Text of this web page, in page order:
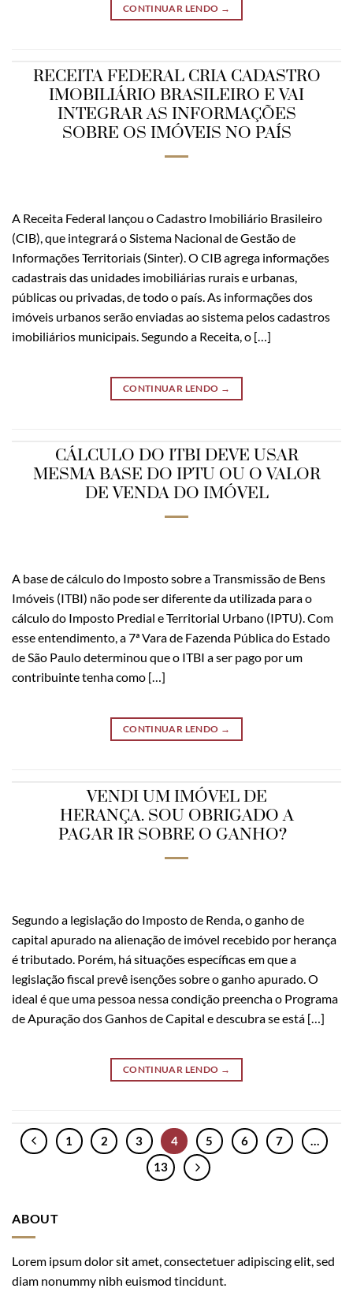
CONTINUAR LENDO →
RECEITA FEDERAL CRIA CADASTRO
IMOBILIÁRIO BRASILEIRO E VAI
INTEGRAR AS INFORMAÇÕES
SOBRE OS IMÓVEIS NO PAÍS
A Receita Federal lançou o Cadastro Imobiliário Brasileiro
(CIB), que integrará o Sistema Nacional de Gestão de
Informações Territoriais (Sinter). O CIB agrega informações
cadastrais das unidades imobiliárias rurais e urbanas,
públicas ou privadas, de todo o país. As informações dos
imóveis urbanos serão enviadas ao sistema pelos cadastros
imobiliários municipais. Segundo a Receita, o […]
CONTINUAR LENDO →
CÁLCULO DO ITBI DEVE USAR
MESMA BASE DO IPTU OU O VALOR
DE VENDA DO IMÓVEL
A base de cálculo do Imposto sobre a Transmissão de Bens
Imóveis (ITBI) não pode ser diferente da utilizada para o
cálculo do Imposto Predial e Territorial Urbano (IPTU). Com
esse entendimento, a 7ª Vara de Fazenda Pública do Estado
de São Paulo determinou que o ITBI a ser pago por um
contribuinte tenha como […]
CONTINUAR LENDO →
VENDI UM IMÓVEL DE
HERANÇA. SOU OBRIGADO A
PAGAR IR SOBRE O GANHO?
Segundo a legislação do Imposto de Renda, o ganho de
capital apurado na alienação de imóvel recebido por herança
é tributado. Porém, há situações específicas em que a
legislação fiscal prevê isenções sobre o ganho apurado. O
ideal é que uma pessoa nessa condição preencha o Programa
de Apuração dos Ganhos de Capital e descubra se está […]
CONTINUAR LENDO →
1 2 3 4 5 6 7
13
ABOUT
Lorem ipsum dolor sit amet, consectetuer adipiscing elit, sed
diam nonummy nibh euismod tincidunt.